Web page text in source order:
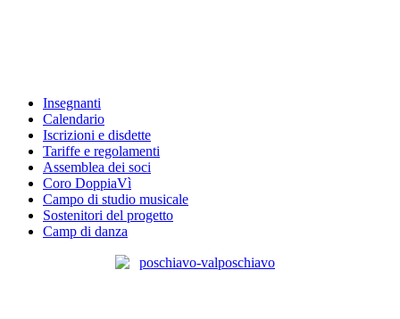
Insegnanti
Calendario
Iscrizioni e disdette
Tariffe e regolamenti
Assemblea dei soci
Coro DoppiaVì
Campo di studio musicale
Sostenitori del progetto
Camp di danza